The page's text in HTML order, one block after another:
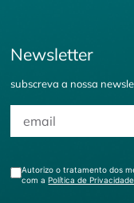
Newsletter
subscreva a nossa
Autorizo o tratamento dos
com aPolítica de Privacidade